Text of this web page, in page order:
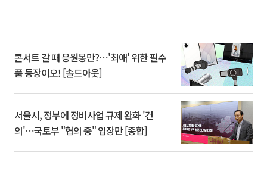
콘서트 갈 때 응원봉만?⋯'최애' 위한 필수
품 등장이오! [솔드아웃]
서울시, 정부에 정비사업 규제 완화 '건
의'⋯국토부 "협의 중" 입장만 [종합]